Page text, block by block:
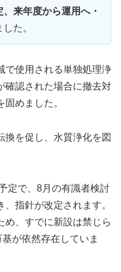
来年度から運用へ・
た。
で使用される単独処理浄
確認された場合に撤去対
めました。
換を促し、水質浄化を図
定で、8月の有識者検討
指針が改定されます。
め、すでに新設は禁じら
が依然存在していま